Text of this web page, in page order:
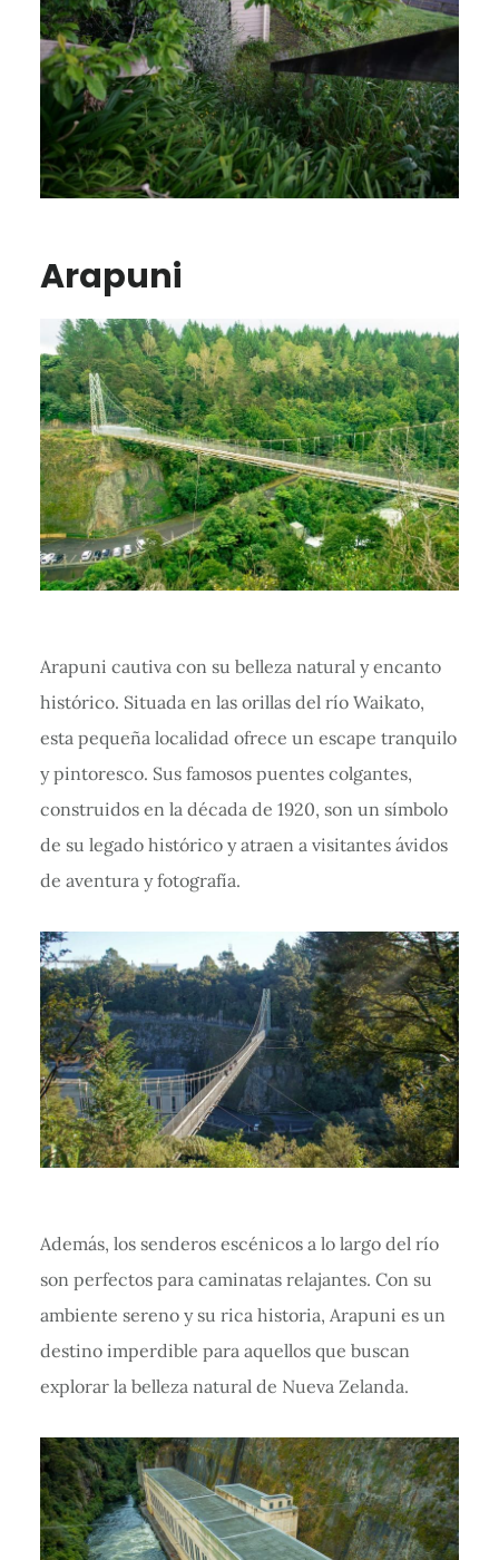
Arapuni
Arapuni cautiva con su belleza natural y encanto
histórico. Situada en las orillas del río Waikato,
esta pequeña localidad ofrece un escape tranquilo
y pintoresco. Sus famosos puentes colgantes,
construidos en la década de 1920, son un símbolo
de su legado histórico y atraen a visitantes ávidos
de aventura y fotografía.
Además, los senderos escénicos a lo largo del río
son perfectos para caminatas relajantes. Con su
ambiente sereno y su rica historia, Arapuni es un
destino imperdible para aquellos que buscan
explorar la belleza natural de Nueva Zelanda.